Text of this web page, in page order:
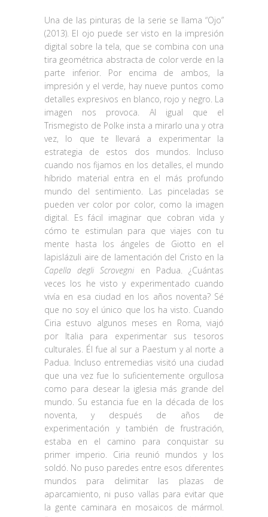
Una de las pinturas de la serie se llama “Ojo”
(2013). El ojo puede ser visto en la impresión
digital sobre la tela, que se combina con una
tira geométrica abstracta de color verde en la
parte inferior. Por encima de ambos, la
impresión y el verde, hay nueve puntos como
detalles expresivos en blanco, rojo y negro. La
imagen nos provoca. Al igual que el
Trismegisto de Polke insta a mirarlo una y otra
vez, lo que te llevará a experimentar la
estrategia de estos dos mundos. Incluso
cuando nos fijamos en los detalles, el mundo
híbrido material entra en el más profundo
mundo del sentimiento. Las pinceladas se
pueden ver color por color, como la imagen
digital. Es fácil imaginar que cobran vida y
cómo te estimulan para que viajes con tu
mente hasta los ángeles de Giotto en el
lapislázuli aire de lamentación del Cristo en la
Capella degli Scrovegni en Padua. ¿Cuántas
veces los he visto y experimentado cuando
vivía en esa ciudad en los años noventa? Sé
que no soy el único que los ha visto. Cuando
Ciria estuvo algunos meses en Roma, viajó
por Italia para experimentar sus tesoros
culturales. Él fue al sur a Paestum y al norte a
Padua. Incluso entremedias visitó una ciudad
que una vez fue lo suficientemente orgullosa
como para desear la iglesia más grande del
mundo. Su estancia fue en la década de los
noventa, y después de años de
experimentación y también de frustración,
estaba en el camino para conquistar su
primer imperio. Ciria reunió mundos y los
soldó. No puso paredes entre esos diferentes
mundos para delimitar las plazas de
aparcamiento, ni puso vallas para evitar que
la gente caminara en mosaicos de mármol.